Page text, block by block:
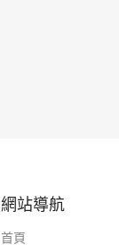
網站導航
首頁